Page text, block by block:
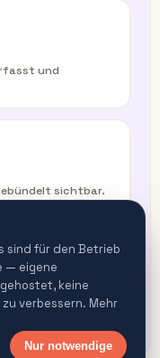
und
sichtbar.
sind für den Betrieb
— eigene
keine
verbessern. Mehr
Nur notwendige